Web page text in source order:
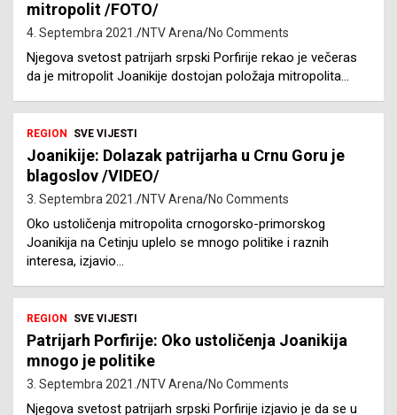
mitropolit /FOTO/
4. Septembra 2021. NTV Arena No Comments
Njegova svetost patrijarh srpski Porfirije rekao je večeras
da je mitropolit Joanikije dostojan položaja mitropolita…
REGION SVE VIJESTI
Joanikije: Dolazak patrijarha u Crnu Goru je
blagoslov /VIDEO/
3. Septembra 2021. NTV Arena No Comments
Oko ustoličenja mitropolita crnogorsko-primorskog
Joanikija na Cetinju uplelo se mnogo politike i raznih
interesa, izjavio…
REGION SVE VIJESTI
Patrijarh Porfirije: Oko ustoličenja Joanikija
mnogo je politike
3. Septembra 2021. NTV Arena No Comments
Njegova svetost patrijarh srpski Porfirije izjavio je da se u